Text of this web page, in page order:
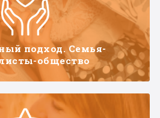
подход. Семья-
общество